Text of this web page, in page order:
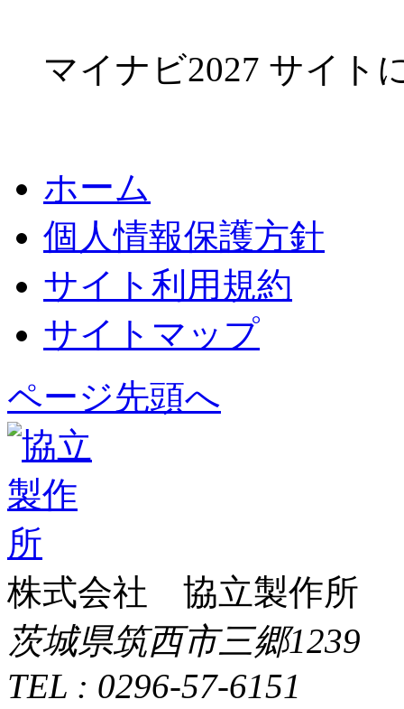
マイナビ2027 サイト
ホーム
個人情報保護方針
サイト利用規約
サイトマップ
ページ先頭へ
株式会社 協立製作所
茨城県筑西市三郷1239
TEL : 0296-57-6151